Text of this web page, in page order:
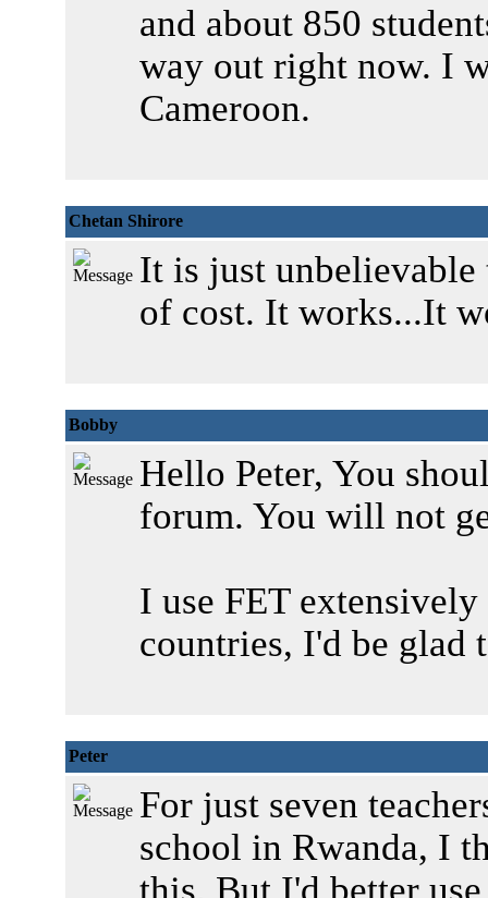
and about 850
way out right now. I
Cameroon.
Chetan Shirore
It is just unbelievable
of cost. It works...It
Bobby
Hello Peter, You
forum. You will not
I use FET
countries, I'd be glad
Peter
For just seven
school in Rwanda, I
this. But I'd better